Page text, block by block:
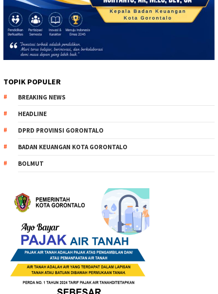
TOPIK POPULER
BREAKING NEWS
HEADLINE
DPRD PROVINSI GORONTALO
BADAN KEUANGAN KOTA GORONTALO
BOLMUT